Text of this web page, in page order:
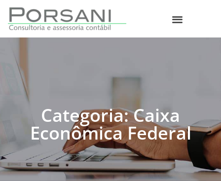
Categoria: Caixa
Econômica Federal